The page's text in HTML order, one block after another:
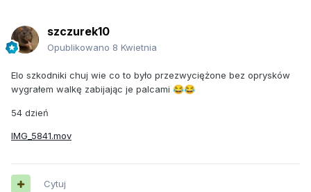
szczurek10
Opublikowano 8 Kwietnia
Elo szkodniki chuj wie co to było przezwyciężone bez oprysków
wygrałem walkę zabijając je palcami 😂😂
54 dzień
IMG_5841.mov
Cytuj